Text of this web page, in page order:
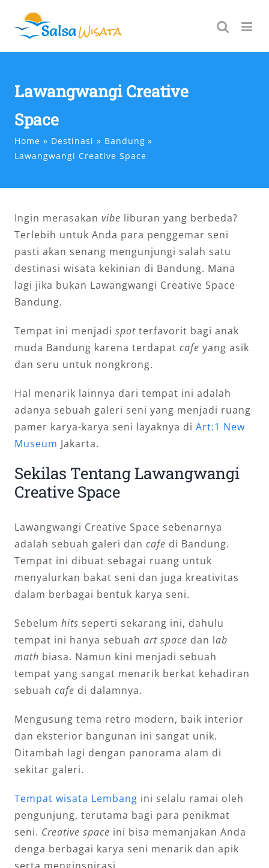
content
Lawangwangi Creative
Space
Home Destinasi
Bandung
Lawangwangi Creative Space
Ingin merasakan vibe liburan yang berbeda?
Terlebih untuk Anda para penggemar seni
pasti akan senang mengunjungi salah satu
destinasi wisata kekinian di Bandung. Mana
lagi jika bukan Lawangwangi Creative Space
Bandung.
Tempat ini menjadi spot terfavorit bagi anak
muda Bandung karena terdapat cafe yang asik
dan seru untuk nongkrong.
Hal menarik lainnya dari tempat ini adalah
adanya sebuah galeri seni yang menjadi ruang
pamer karya-karya seni layaknya di Art:1 New
Museum Jakarta.
Sekilas Tentang Lawangwangi
Creative Space
Lawangwangi Creative Space sebenarnya
adalah sebuah galeri dan cafe di Bandung.
Tempat ini dibuat sebagai ruang untuk
menyalurkan bakat seni dan juga kreativitas
dalam berbagai bentuk karya seni.
Sebelum hits seperti sekarang ini, dahulu
tempat ini hanya sebuah art space dan lab
math biasa. Namun kini menjadi sebuah
tempat yang sangat menarik berkat kehadiran
sebuah cafe di dalamnya.
Mengusung tema retro modern, baik interior
dan eksterior bangunan ini sangat unik.
Ditambah lagi dengan panorama alam di
sekitar galeri.
Tempat wisata Lembang ini selalu ramai oleh
pengunjung, terutama bagi para penikmat
seni. Creative space ini bisa memanjakan Anda
denga berbagai karya seni menarik dan apik
serta menginspirasi.